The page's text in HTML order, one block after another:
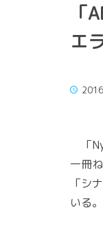
「
エ
「
一冊
「シ
いる。